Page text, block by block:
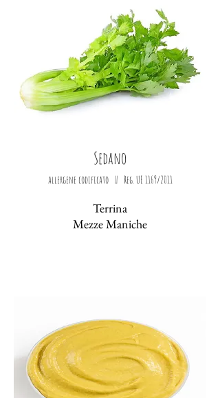
Sedano
allergene codificato || Reg. UE 1169/2011
Terrina
Mezze Maniche